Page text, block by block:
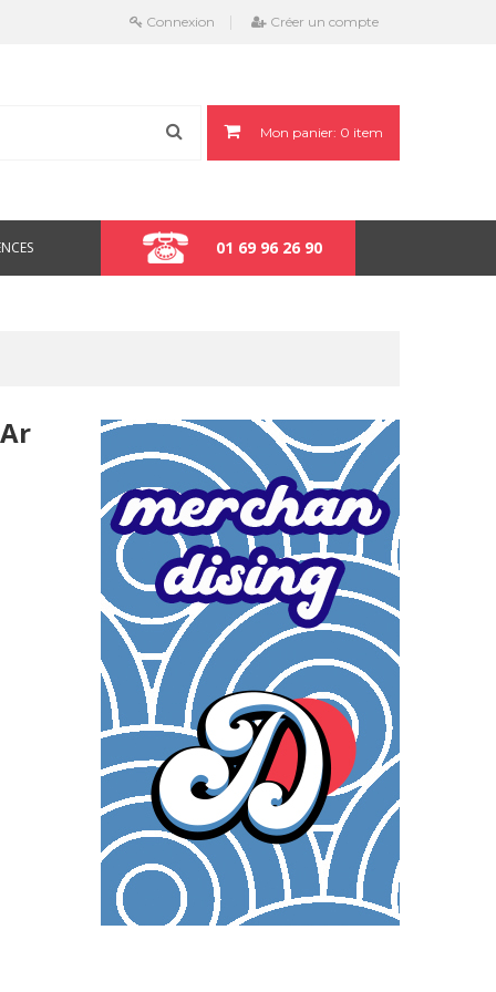
Connexion Créer un compte
Mon panier: 0 item
01 69 96 26 90